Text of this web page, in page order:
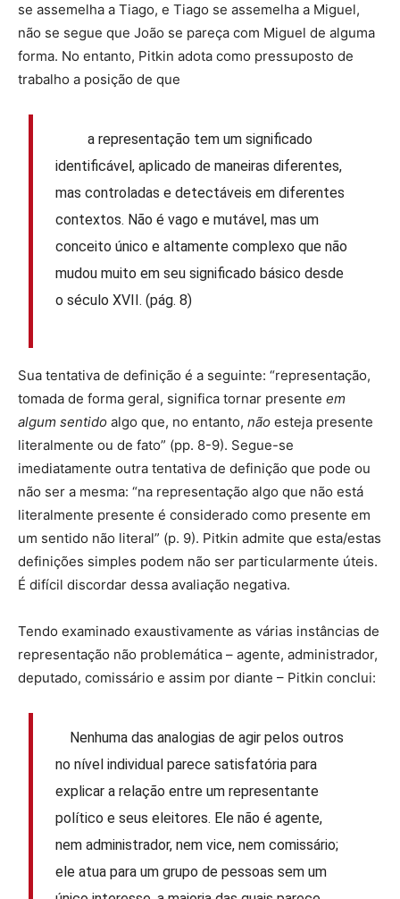
se assemelha a Tiago, e Tiago se assemelha a Miguel,
não se segue que João se pareça com Miguel de alguma
forma. No entanto, Pitkin adota como pressuposto de
trabalho a posição de que
a representação tem um significado
identificável, aplicado de maneiras diferentes,
mas controladas e detectáveis ​​em diferentes
contextos. Não é vago e mutável, mas um
conceito único e altamente complexo que não
mudou muito em seu significado básico desde
o século XVII. (pág. 8)
Sua tentativa de definição é a seguinte: “representação,
tomada de forma geral, significa tornar presente em
algum sentido algo que, no entanto, não esteja presente
literalmente ou de fato” (pp. 8-9). Segue-se
imediatamente outra tentativa de definição que pode ou
não ser a mesma: “na representação algo que não está
literalmente presente é considerado como presente em
um sentido não literal” (p. 9). Pitkin admite que esta/estas
definições simples podem não ser particularmente úteis.
É difícil discordar dessa avaliação negativa.
Tendo examinado exaustivamente as várias instâncias de
representação não problemática – agente, administrador,
deputado, comissário e assim por diante – Pitkin conclui:
Nenhuma das analogias de agir pelos outros
no nível individual parece satisfatória para
explicar a relação entre um representante
político e seus eleitores. Ele não é agente,
nem administrador, nem vice, nem comissário;
ele atua para um grupo de pessoas sem um